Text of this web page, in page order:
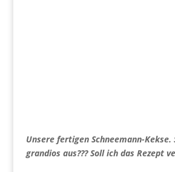
Unsere fertigen Schneemann-Kekse.
grandios aus???Soll ich das Rezept